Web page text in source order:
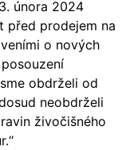
února 2024
před prodejem na
o nových
obdrželi od
neobdrželi
živočišného